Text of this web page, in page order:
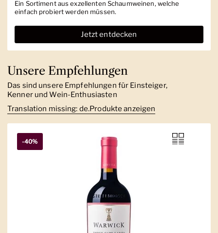
Ein Sortiment aus exzellenten Schaumweinen, welche
einfach probiert werden müssen.
Jetzt entdecken
Unsere Empfehlungen
Das sind unsere Empfehlungen für Einsteiger,
Kenner und Wein-Enthusiasten
Translation missing: de.Produkte anzeigen
-40%